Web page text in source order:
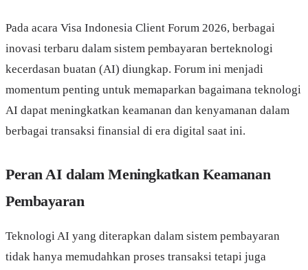
Pada acara Visa Indonesia Client Forum 2026, berbagai
inovasi terbaru dalam sistem pembayaran berteknologi
kecerdasan buatan (AI) diungkap. Forum ini menjadi
momentum penting untuk memaparkan bagaimana teknologi
AI dapat meningkatkan keamanan dan kenyamanan dalam
berbagai transaksi finansial di era digital saat ini.
Peran AI dalam Meningkatkan Keamanan
Pembayaran
Teknologi AI yang diterapkan dalam sistem pembayaran
tidak hanya memudahkan proses transaksi tetapi juga